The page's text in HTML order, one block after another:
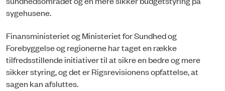
sygehusene.
Finansministeriet og Ministeriet for Sundhed og
Forebyggelse og regionerne har taget en række
tilfredsstillende initiativer til at sikre en bedre og mere
sikker styring, og det er Rigsrevisionens opfattelse, at
sagen kan afsluttes.